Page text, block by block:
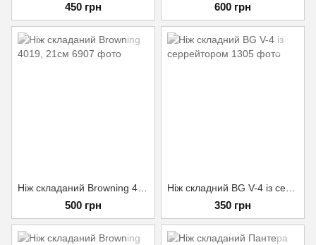
450 грн 600 грн
500 грн 350 грн